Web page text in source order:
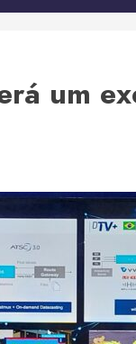
um